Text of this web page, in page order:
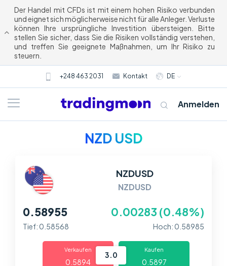
Der Handel mit CFDs ist mit einem hohen Risiko verbunden
und eignet sich möglicherweise nicht für alle Anleger. Verluste
können Ihre ursprüngliche Investition übersteigen. Bitte
stellen Sie sicher, dass Sie die Risiken vollständig verstehen,
und treffen Sie geeignete Maßnahmen, um Ihr Risiko zu
steuern.
+248 463 2031 Kontakt DE
Über uns
Anmelden
NZD USD
NZDUSD
NZDUSD
0.589465 0.00274 (0.46%)
Tief: 0.58568 Hoch: 0.58985
Verkaufen
0.58931
3.1
Kaufen
0.58962